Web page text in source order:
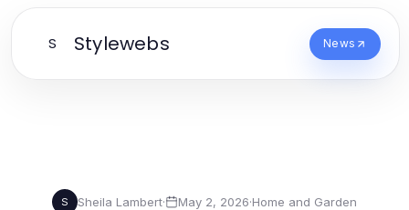
S Stylewebs News
S Sheila Lambert· May 2, 2026·Home and Garden